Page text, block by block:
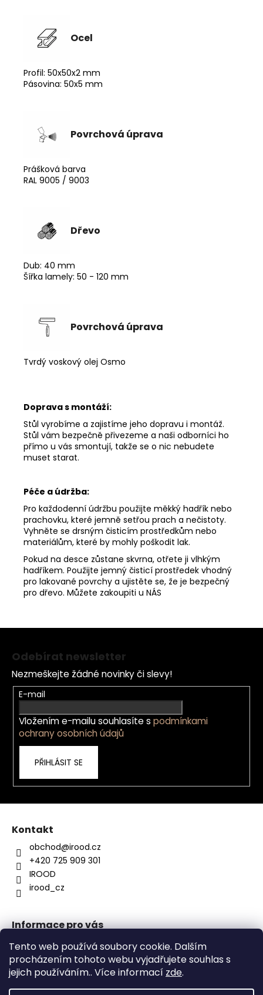
Tento web používá soubory cookie. Dalším
procházením tohoto webu vyjadřujete souhlas s
jejich používáním.. Více informací zde.
Ocel
Profil: 50x50x2 mm
Pásovina: 50x5 mm
Povrchová úprava
Prášková barva
RAL 9005 / 9003
Dřevo
Dub: 40 mm
Šířka lamely: 50 - 120 mm
Povrchová úprava
Tvrdý voskový olej Osmo
Doprava s montáží:
Stůl vyrobíme a zajistíme jeho dopravu i montáž.
Stůl vám bezpečně přivezeme a naši odborníci ho
přímo u vás smontují, takže se o nic nebudete
muset starat.
Péče a údržba:
Pro každodenní údržbu použijte měkký hadřík nebo
prachovku, které jemně setřou prach a nečistoty.
Vyhněte se drsným čisticím prostředkům nebo
materiálům, které by mohly poškodit lak.
Pokud na desce zůstane skvrna, otřete ji vlhkým
hadříkem. Použijte jemný čisticí prostředek vhodný
pro lakované povrchy a ujistěte se, že je bezpečný
pro dřevo. Můžete zakoupiti u NÁS
Z
Odebírat newsletter
Nezmeškejte žádné novinky či slevy!
E-mail
Vložením e-mailu souhlasíte s podmínkami
ochrany osobních údajů
PŘIHLÁSIT SE
Kontakt
obchod@irood.cz
+420 725 909 301
IROOD
irood_cz
Informace pro vás
O nás
Kontakty
Obchodní podmínky